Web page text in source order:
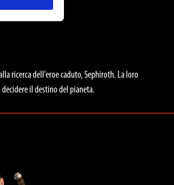
ricerca dell'eroe caduto, Sephiroth. La loro
il destino del pianeta.